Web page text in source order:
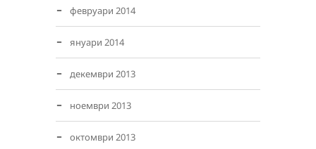
февруари 2014
януари 2014
декември 2013
ноември 2013
октомври 2013